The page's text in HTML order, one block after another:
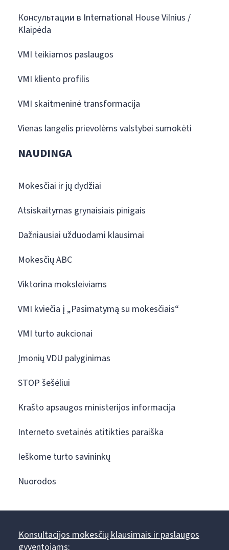
Консультации в International House Vilnius /
Klaipėda
VMI teikiamos paslaugos
VMI kliento profilis
VMI skaitmeninė transformacija
Vienas langelis prievolėms valstybei sumokėti
NAUDINGA
Mokesčiai ir jų dydžiai
Atsiskaitymas grynaisiais pinigais
Dažniausiai užduodami klausimai
Mokesčių ABC
Viktorina moksleiviams
VMI kviečia į „Pasimatymą su mokesčiais“
VMI turto aukcionai
Įmonių VDU palyginimas
STOP šešėliui
Krašto apsaugos ministerijos informacija
Interneto svetainės atitikties paraiška
Ieškome turto savininkų
Nuorodos
Konsultacijos mokesčių klausimais ir paslaugos
gyventojams: